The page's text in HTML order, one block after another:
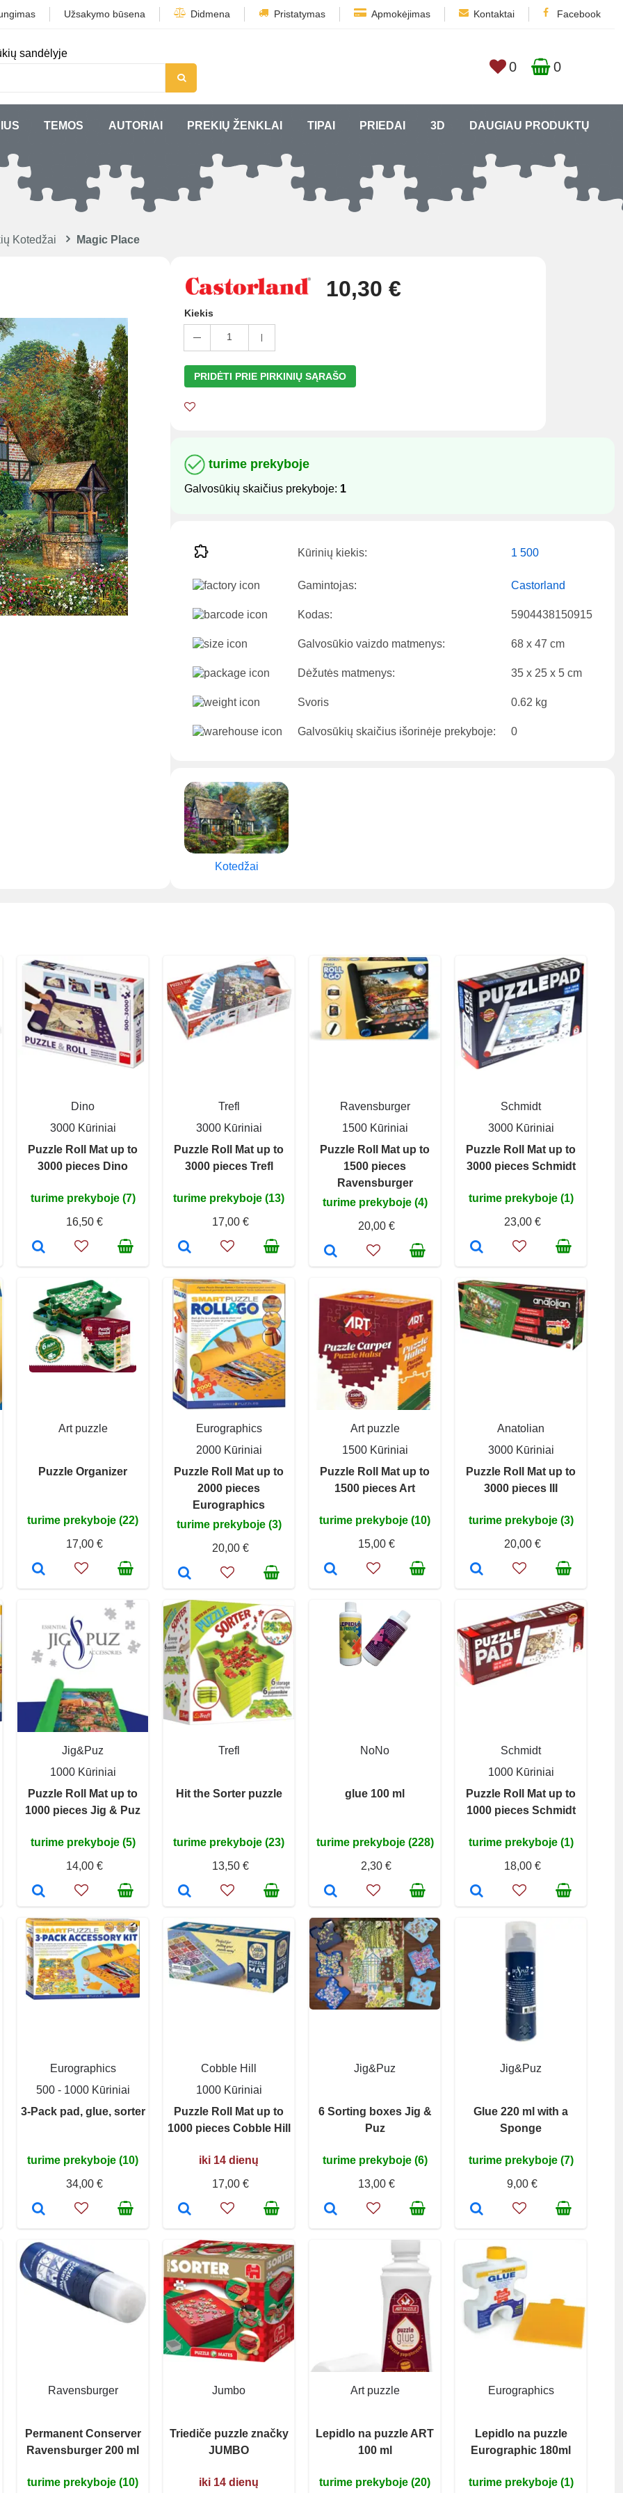
Užsakymo būsena Didmena Pristatymas Apmokėjimas Kontaktai Facebook
sandėlyje
0 0
TEMOS AUTORIAI PREKIŲ ŽENKLAI TIPAI PRIEDAI 3D DAUGIAU PRODUKTŲ
Kotedžai Magic Place
10,30 €
Kiekis
1
PRIDĖTI PRIE PIRKINIŲ SĄRAŠO
turime prekyboje
Galvosūkių skaičius prekyboje: 1
Kūrinių kiekis: 1 500
Gamintojas: Castorland
Kodas: 5904438150915
Galvosūkio vaizdo matmenys: 68 x 47 cm
Dėžutės matmenys: 35 x 25 x 5 cm
Svoris 0.62 kg
Galvosūkių skaičius išorinėje prekyboje: 0
Kotedžai
Dino
3000 Kūriniai
Puzzle Roll Mat up to
3000 pieces Dino
turime prekyboje (7)
16,50 €
Trefl
3000 Kūriniai
Puzzle Roll Mat up to
3000 pieces Trefl
turime prekyboje (13)
17,00 €
Ravensburger
1500 Kūriniai
Puzzle Roll Mat up to
1500 pieces
Ravensburger
turime prekyboje (4)
20,00 €
Schmidt
3000 Kūriniai
Puzzle Roll Mat up to
3000 pieces Schmidt
turime prekyboje (1)
23,00 €
Art puzzle
Puzzle Organizer
turime prekyboje (22)
17,00 €
Eurographics
2000 Kūriniai
Puzzle Roll Mat up to
2000 pieces
Eurographics
turime prekyboje (3)
20,00 €
Art puzzle
1500 Kūriniai
Puzzle Roll Mat up to
1500 pieces Art
turime prekyboje (10)
15,00 €
Anatolian
3000 Kūriniai
Puzzle Roll Mat up to
3000 pieces III
turime prekyboje (3)
20,00 €
Jig&Puz
1000 Kūriniai
Puzzle Roll Mat up to
1000 pieces Jig & Puz
turime prekyboje (5)
14,00 €
Trefl
Hit the Sorter puzzle
turime prekyboje (23)
13,50 €
NoNo
glue 100 ml
turime prekyboje (228)
2,30 €
Schmidt
1000 Kūriniai
Puzzle Roll Mat up to
1000 pieces Schmidt
turime prekyboje (1)
18,00 €
Eurographics
500 - 1000 Kūriniai
3-Pack pad, glue, sorter
turime prekyboje (10)
34,00 €
Cobble Hill
1000 Kūriniai
Puzzle Roll Mat up to
1000 pieces Cobble Hill
iki 14 dienų
17,00 €
Jig&Puz
6 Sorting boxes Jig &
Puz
turime prekyboje (6)
13,00 €
Jig&Puz
Glue 220 ml with a
Sponge
turime prekyboje (7)
9,00 €
Ravensburger
Permanent Conserver
Ravensburger 200 ml
turime prekyboje (10)
Jumbo
Triediče puzzle značky
JUMBO
iki 14 dienų
Art puzzle
Lepidlo na puzzle ART
100 ml
turime prekyboje (20)
Eurographics
Lepidlo na puzzle
Eurographic 180ml
turime prekyboje (1)